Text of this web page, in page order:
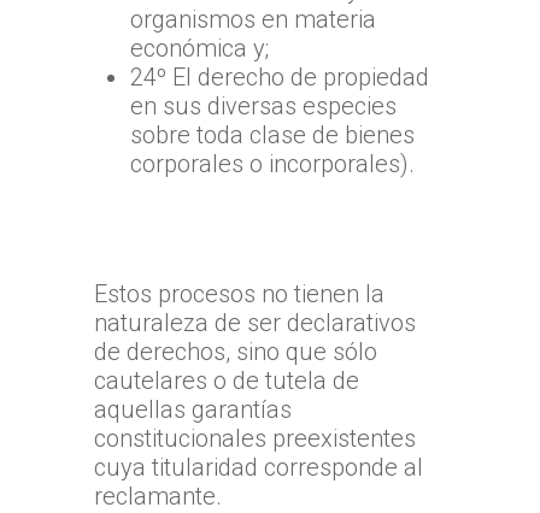
organismos en materia
económica y;
24º El derecho de propiedad
en sus diversas especies
sobre toda clase de bienes
corporales o incorporales).
Estos procesos no tienen la
naturaleza de ser declarativos
de derechos, sino que sólo
cautelares o de tutela de
aquellas garantías
constitucionales preexistentes
cuya titularidad corresponde al
reclamante.